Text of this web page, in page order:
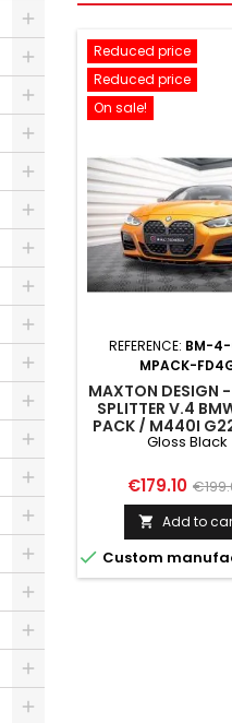
Reduced price
Reduced price
On sale!
REFERENCE: BM-
MPACK-
MAXTON DESIGN
SPLITTER V.4
PACK / M440I
/ G22 FACELIFT /
Gloss Black
Price
€179.10
price
 Add to
 Custom